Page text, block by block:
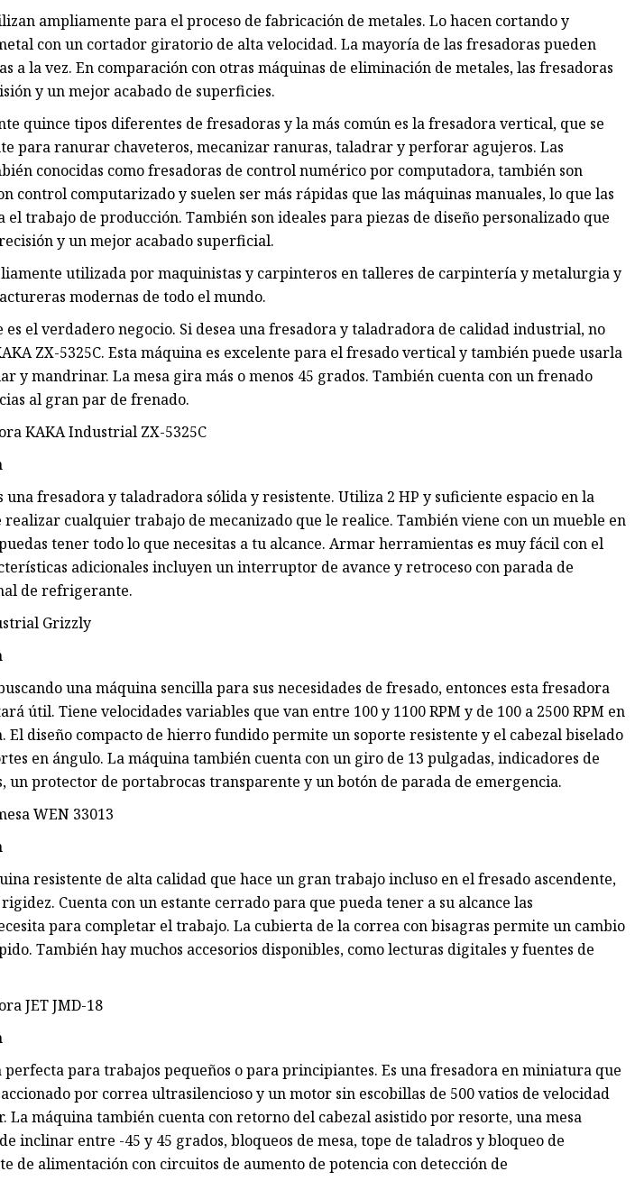
ampliamente para el proceso de fabricación de metales. Lo hacen cortando y
con un cortador giratorio de alta velocidad. La mayoría de las fresadoras pueden
a la vez. En comparación con otras máquinas de eliminación de metales, las fresadoras
y un mejor acabado de superficies.
quince tipos diferentes de fresadoras y la más común es la fresadora vertical, que se
para ranurar chaveteros, mecanizar ranuras, taladrar y perforar agujeros. Las
conocidas como fresadoras de control numérico por computadora, también son
control computarizado y suelen ser más rápidas que las máquinas manuales, lo que las
el trabajo de producción. También son ideales para piezas de diseño personalizado que
y un mejor acabado superficial.
utilizada por maquinistas y carpinteros en talleres de carpintería y metalurgia y
modernas de todo el mundo.
es el verdadero negocio. Si desea una fresadora y taladradora de calidad industrial, no
ZX-5325C. Esta máquina es excelente para el fresado vertical y también puede usarla
y mandrinar. La mesa gira más o menos 45 grados. También cuenta con un frenado
al gran par de frenado.
KAKA Industrial ZX-5325C
una fresadora y taladradora sólida y resistente. Utiliza 2 HP y suficiente espacio en la
cualquier trabajo de mecanizado que le realice. También viene con un mueble en
tener todo lo que necesitas a tu alcance. Armar herramientas es muy fácil con el
adicionales incluyen un interruptor de avance y retroceso con parada de
de refrigerante.
Grizzly
una máquina sencilla para sus necesidades de fresado, entonces esta fresadora
útil. Tiene velocidades variables que van entre 100 y 1100 RPM y de 100 a 2500 RPM en
El diseño compacto de hierro fundido permite un soporte resistente y el cabezal biselado
en ángulo. La máquina también cuenta con un giro de 13 pulgadas, indicadores de
un protector de portabrocas transparente y un botón de parada de emergencia.
WEN 33013
resistente de alta calidad que hace un gran trabajo incluso en el fresado ascendente,
Cuenta con un estante cerrado para que pueda tener a su alcance las
para completar el trabajo. La cubierta de la correa con bisagras permite un cambio
También hay muchos accesorios disponibles, como lecturas digitales y fuentes de
JET JMD-18
perfecta para trabajos pequeños o para principiantes. Es una fresadora en miniatura que
por correa ultrasilencioso y un motor sin escobillas de 500 vatios de velocidad
La máquina también cuenta con retorno del cabezal asistido por resorte, una mesa
inclinar entre -45 y 45 grados, bloqueos de mesa, tope de taladros y bloqueo de
de alimentación con circuitos de aumento de potencia con detección de